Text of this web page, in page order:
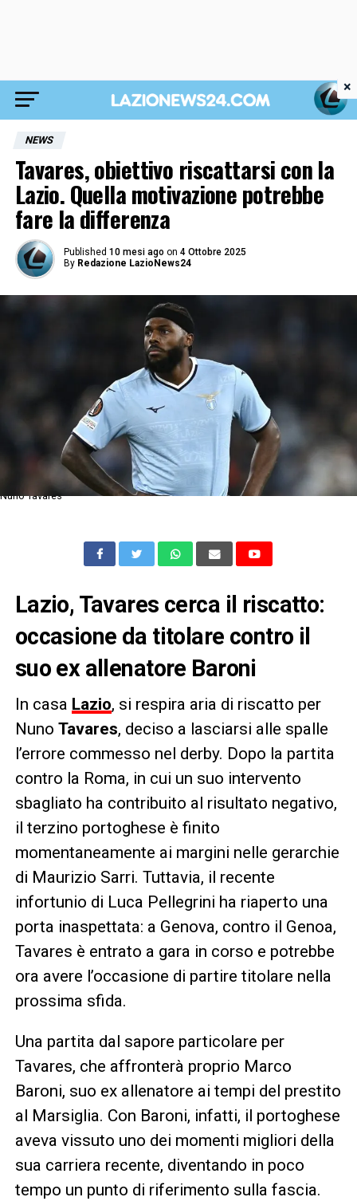
NEWS
Tavares, obiettivo riscattarsi con la
Lazio. Quella motivazione potrebbe
fare la differenza
Published 10 mesi ago on 4 Ottobre 2025
By Redazione LazioNews24
Nuno Tavares
Lazio, Tavares cerca il riscatto:
occasione da titolare contro il
suo ex allenatore Baroni
In casa Lazio, si respira aria di riscatto per
Nuno Tavares, deciso a lasciarsi alle spalle
l’errore commesso nel derby. Dopo la partita
contro la Roma, in cui un suo intervento
sbagliato ha contribuito al risultato negativo,
il terzino portoghese è finito
momentaneamente ai margini nelle gerarchie
di Maurizio Sarri. Tuttavia, il recente
infortunio di Luca Pellegrini ha riaperto una
porta inaspettata: a Genova, contro il Genoa,
Tavares è entrato a gara in corso e potrebbe
ora avere l’occasione di partire titolare nella
prossima sfida.
Una partita dal sapore particolare per
Tavares, che affronterà proprio Marco
Baroni, suo ex allenatore ai tempi del prestito
al Marsiglia. Con Baroni, infatti, il portoghese
aveva vissuto uno dei momenti migliori della
sua carriera recente, diventando in poco
tempo un punto di riferimento sulla fascia.
×